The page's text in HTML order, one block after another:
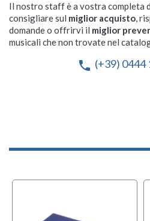
Il nostro staff è a vostra completa
consigliare sul miglior acquisto,
domande o offrirvi il miglior
musicali che non trovate nel
phone (+39) 0444